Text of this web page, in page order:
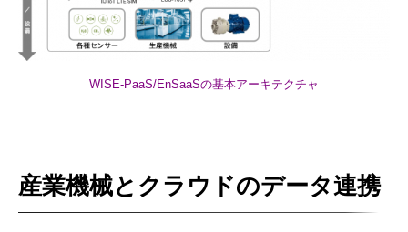
WISE-PaaS/EnSaaSの基本アーキテクチャ
産業機械とクラウドのデータ連携